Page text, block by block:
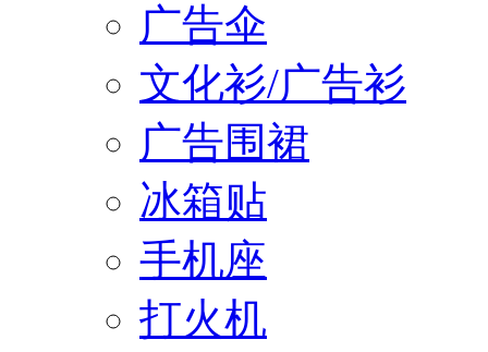
广告伞
文化衫/广告衫
广告围裙
冰箱贴
手机座
打火机